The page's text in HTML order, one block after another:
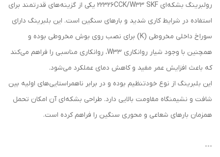
رولبرینگ بشکه‌ای 22326CCK/W33 SKF یکی از گزینه‌های قدرتمند برای
استفاده در شرایط کاری شدید و بارهای سنگین است. این بلبرینگ دارای
سوراخ داخلی مخروطی (K) برای نصب روی بوش مخروطی بوده و
همچنین با وجود شیار روانکاری W33، روانکاری مناسبی را فراهم می‌کند
که باعث افزایش عمر مفید و کاهش دمای عملکرد می‌شود.
این بلبرینگ از نوع خودتنظیم بوده و در برابر ناهمراستایی‌های اولیه بین
شافت و نشیمنگاه مقاومت بالایی دارد. طراحی بشکه‌ای آن امکان تحمل
همزمان بارهای شعاعی و محوری سنگین را فراهم کرده است.
---